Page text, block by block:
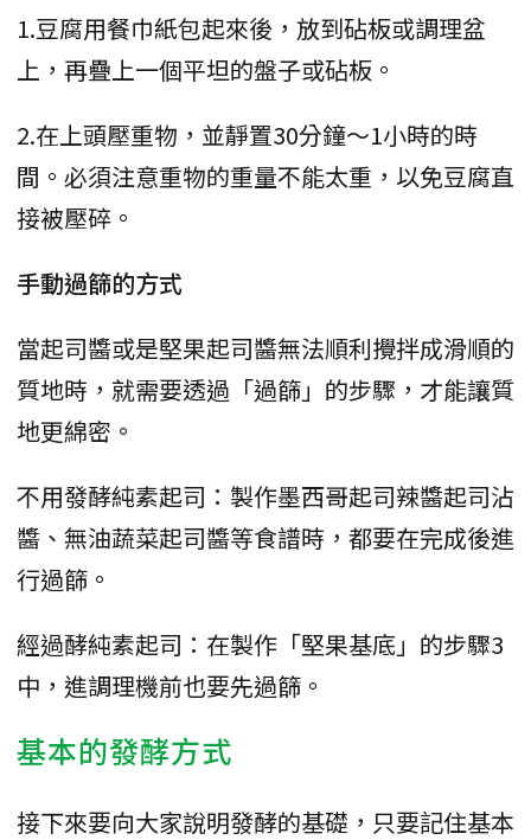
1.豆腐用餐巾紙包起來後，放到砧板或調理盆
上，再疊上一個平坦的盤子或砧板。
2.在上頭壓重物，並靜置30分鐘～1小時的時
間。必須注意重物的重量不能太重，以免豆腐直
接被壓碎。
手動過篩的方式
當起司醬或是堅果起司醬無法順利攪拌成滑順的
質地時，就需要透過「過篩」的步驟，才能讓質
地更綿密。
不用發酵純素起司：製作墨西哥起司辣醬起司沾
醬、無油蔬菜起司醬等食譜時，都要在完成後進
行過篩。
經過酵純素起司：在製作「堅果基底」的步驟3
中，進調理機前也要先過篩。
基本的發酵方式
接下來要向大家說明發酵的基礎，只要記住基本